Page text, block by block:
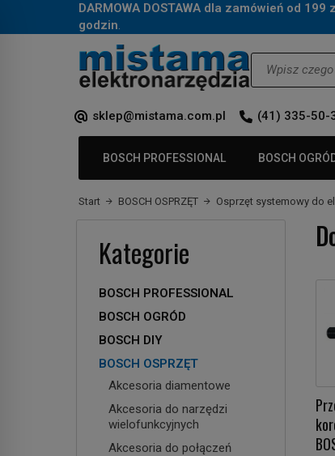
DARMOWA DOSTAWA dla zamówień od 199
godzin.
sklep@mistama.com.pl (41) 335-50-
BOSCH PROFESSIONAL BOSCH
Start BOSCH OSPRZĘT Osprzęt systemowy do
Kategorie
BOSCH PROFESSIONAL
BOSCH OGRÓD
BOSCH DIY
BOSCH OSPRZĘT
Akcesoria diamentowe
Akcesoria do narzędzi
wielofunkcyjnych
Akcesoria do połączeń